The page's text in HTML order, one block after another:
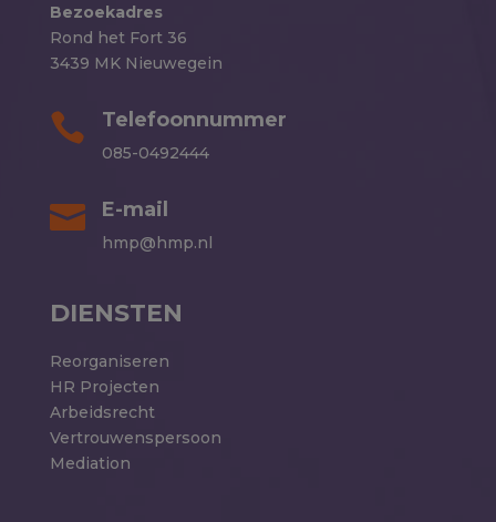
Bezoekadres
Rond het Fort 36
3439 MK Nieuwegein
 Telefoonnummer
085-0492444
 E-mail
hmp@hmp.nl
DIENSTEN
Reorganiseren
HR Projecten
Arbeidsrecht
Vertrouwenspersoon
Mediation